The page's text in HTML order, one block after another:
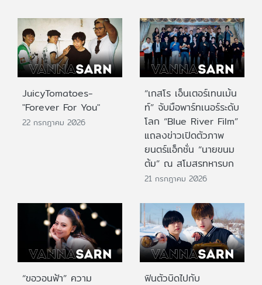
JuicyTomatoes-
"Forever For You"
22 กรกฎาคม 2026
“เกสโร เอ็นเตอร์เทนเม้น
ท์” จับมือพาร์ทเนอร์ระดับ
โลก “Blue River Film”
แถลงข่าวเปิดตัวภาพ
ยนตร์แอ็กชั่น “นายขนม
ต้ม” ณ สโมสรทหารบก
21 กรกฎาคม 2026
“ขอวอนฟ้า” ความ ฟินตัวบิดไปกับ